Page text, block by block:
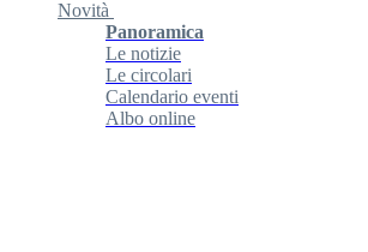
Novità
Panoramica
Le notizie
Le circolari
Calendario eventi
Albo online